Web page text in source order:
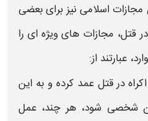
مجازات اسلامی نیز برای بعضی
قتل، مجازات های ویژه ای را
عبارتند از:
در قتل عمد کرده و به این
شخصی شود، هر چند، عمل